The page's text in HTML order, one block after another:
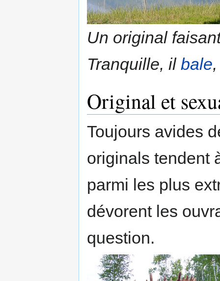
Un original
Tranquille, il bale
Original et
Toujours avides
originals tendent
parmi les plus
dévorent les
question.